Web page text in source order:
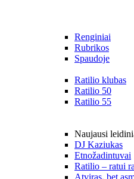
Renginiai
Rubrikos
Spaudoje
Ratilio klubas
Ratilio 50
Ratilio 55
Naujausi
DJ Kaziukas
Etnožadintuvai
Ratilio – ratui
Atviras, bet